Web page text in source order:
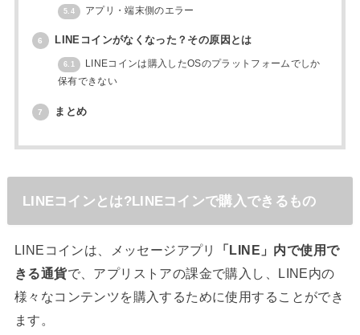
5.4 アプリ・端末側のエラー
6 LINEコインがなくなった？その原因とは
6.1
LINEコインは購入したOSのプラットフォームでしか
保有できない
7 まとめ
LINEコインとは?LINEコインで購入できるもの
LINEコインは、メッセージアプリ
「LINE」内で使用で
きる通貨で、アプリストアの課金で購入し、LINE内の
様々なコンテンツを購入するために使用することができ
ます。